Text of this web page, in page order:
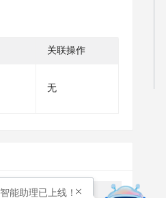
关联操作
无
智能助理已上线！